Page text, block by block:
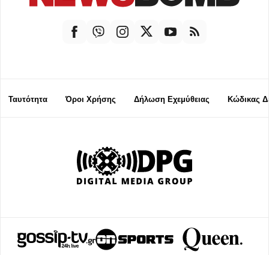
Ταυτότητα Όροι Χρήσης Δήλωση Εχεμύθειας Κώδικας